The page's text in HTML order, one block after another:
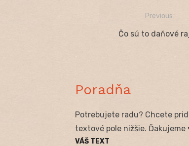
Navigácia
článku
Previous
Previous
Čo sú to daňové
Poradňa
Potrebujete radu? Chcete
textové pole nižšie. Ďakujeme
VÁŠ TEXT